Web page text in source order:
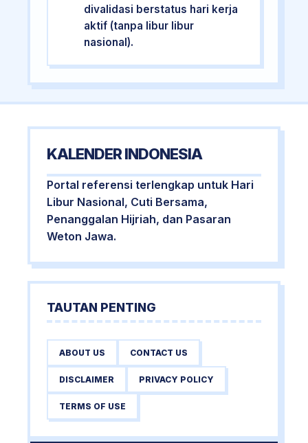
divalidasi berstatus hari kerja
aktif (tanpa libur libur
nasional).
KALENDER INDONESIA
Portal referensi terlengkap untuk Hari
Libur Nasional, Cuti Bersama,
Penanggalan Hijriah, dan Pasaran
Weton Jawa.
TAUTAN PENTING
ABOUT US CONTACT US
DISCLAIMER PRIVACY POLICY
TERMS OF USE